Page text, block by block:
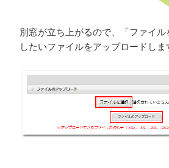
別窓が立ち上がるので、「ファイ
したいファイルをアップロードしま